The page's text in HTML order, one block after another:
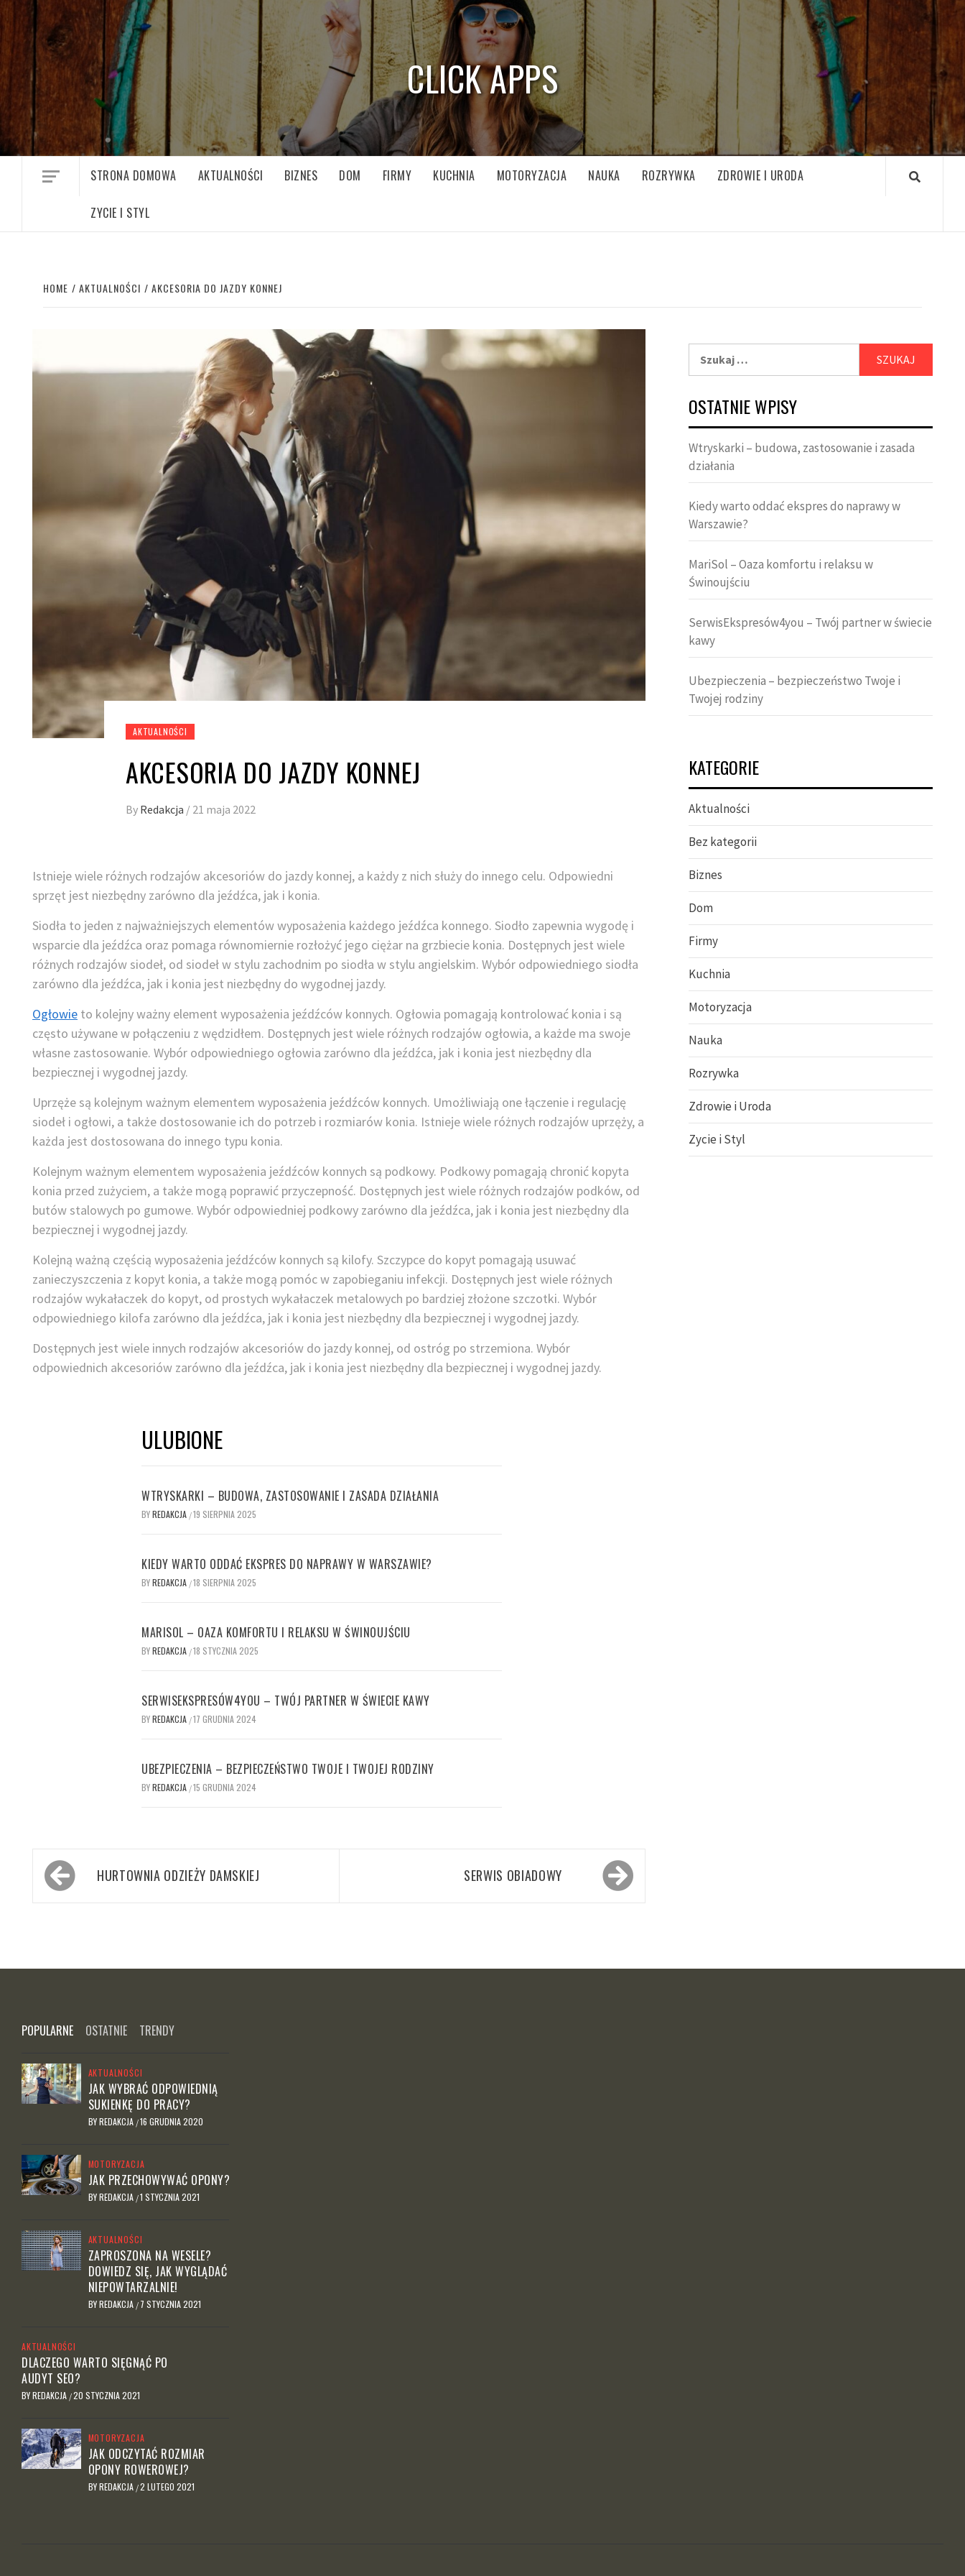
to
content
CLICK APPS
STRONA DOMOWA AKTUALNOŚCI BIZNES DOM FIRMY KUCHNIA MOTORYZACJA NAUKA ROZRYWKA ZDROWIE I URODA
ZYCIE I STYL
HOME AKTUALNOŚCI AKCESORIA DO JAZDY KONNEJ
AKTUALNOŚCI
AKCESORIA DO JAZDY KONNEJ
By Redakcja / 21 maja 2022
Istnieje wiele różnych rodzajów akcesoriów do jazdy konnej, a każdy z nich służy do innego celu. Odpowiedni
sprzęt jest niezbędny zarówno dla jeźdźca, jak i konia.
Siodła to jeden z najważniejszych elementów wyposażenia każdego jeźdźca konnego. Siodło zapewnia wygodę i
wsparcie dla jeźdźca oraz pomaga równomiernie rozłożyć jego ciężar na grzbiecie konia. Dostępnych jest wiele
różnych rodzajów siodeł, od siodeł w stylu zachodnim po siodła w stylu angielskim. Wybór odpowiedniego siodła
zarówno dla jeźdźca, jak i konia jest niezbędny do wygodnej jazdy.
Ogłowie to kolejny ważny element wyposażenia jeźdźców konnych. Ogłowia pomagają kontrolować konia i są
często używane w połączeniu z wędzidłem. Dostępnych jest wiele różnych rodzajów ogłowia, a każde ma swoje
własne zastosowanie. Wybór odpowiedniego ogłowia zarówno dla jeźdźca, jak i konia jest niezbędny dla
bezpiecznej i wygodnej jazdy.
Uprzęże są kolejnym ważnym elementem wyposażenia jeźdźców konnych. Umożliwiają one łączenie i regulację
siodeł i ogłowi, a także dostosowanie ich do potrzeb i rozmiarów konia. Istnieje wiele różnych rodzajów uprzęży, a
każda jest dostosowana do innego typu konia.
Kolejnym ważnym elementem wyposażenia jeźdźców konnych są podkowy. Podkowy pomagają chronić kopyta
konia przed zużyciem, a także mogą poprawić przyczepność. Dostępnych jest wiele różnych rodzajów podków, od
butów stalowych po gumowe. Wybór odpowiedniej podkowy zarówno dla jeźdźca, jak i konia jest niezbędny dla
bezpiecznej i wygodnej jazdy.
Kolejną ważną częścią wyposażenia jeźdźców konnych są kilofy. Szczypce do kopyt pomagają usuwać
zanieczyszczenia z kopyt konia, a także mogą pomóc w zapobieganiu infekcji. Dostępnych jest wiele różnych
rodzajów wykałaczek do kopyt, od prostych wykałaczek metalowych po bardziej złożone szczotki. Wybór
odpowiedniego kilofa zarówno dla jeźdźca, jak i konia jest niezbędny dla bezpiecznej i wygodnej jazdy.
Dostępnych jest wiele innych rodzajów akcesoriów do jazdy konnej, od ostróg po strzemiona. Wybór
odpowiednich akcesoriów zarówno dla jeźdźca, jak i konia jest niezbędny dla bezpiecznej i wygodnej jazdy.
ULUBIONE
WTRYSKARKI – BUDOWA, ZASTOSOWANIE I ZASADA DZIAŁANIA
BYREDAKCJA /19 SIERPNIA 2025
KIEDY WARTO ODDAĆ EKSPRES DO NAPRAWY W WARSZAWIE?
BYREDAKCJA /18 SIERPNIA 2025
MARISOL – OAZA KOMFORTU I RELAKSU W ŚWINOUJŚCIU
BYREDAKCJA /18 STYCZNIA 2025
SERWISEKSPRESÓW4YOU – TWÓJ PARTNER W ŚWIECIE KAWY
BYREDAKCJA /17 GRUDNIA 2024
UBEZPIECZENIA – BEZPIECZEŃSTWO TWOJE I TWOJEJ RODZINY
BYREDAKCJA /15 GRUDNIA 2024
Nawigacja
wpisu HURTOWNIA ODZIEŻY DAMSKIEJ SERWIS OBIADOWY
OSTATNIE WPISY
Wtryskarki – budowa, zastosowanie i zasada
działania
Kiedy warto oddać ekspres do naprawy w
Warszawie?
MariSol – Oaza komfortu i relaksu w
Świnoujściu
SerwisEkspresów4you – Twój partner w świecie
kawy
Ubezpieczenia – bezpieczeństwo Twoje i
Twojej rodziny
KATEGORIE
Aktualności
Bez kategorii
Biznes
Dom
Firmy
Kuchnia
Motoryzacja
Nauka
Rozrywka
Zdrowie i Uroda
Zycie i Styl
POPULARNE OSTATNIE TRENDY
AKTUALNOŚCI
JAK WYBRAĆ ODPOWIEDNIĄ
SUKIENKĘ DO PRACY?
BY REDAKCJA /16 GRUDNIA 2020
MOTORYZACJA
JAK PRZECHOWYWAĆ OPONY?
BY REDAKCJA /1 STYCZNIA 2021
AKTUALNOŚCI
ZAPROSZONA NA WESELE?
DOWIEDZ SIĘ, JAK WYGLĄDAĆ
NIEPOWTARZALNIE!
BY REDAKCJA / 7 STYCZNIA 2021
AKTUALNOŚCI
DLACZEGO WARTO SIĘGNĄĆ PO
AUDYT SEO?
BYREDAKCJA /20 STYCZNIA 2021
MOTORYZACJA
JAK ODCZYTAĆ ROZMIAR
OPONY ROWEROWEJ?
BY REDAKCJA /2 LUTEGO 2021